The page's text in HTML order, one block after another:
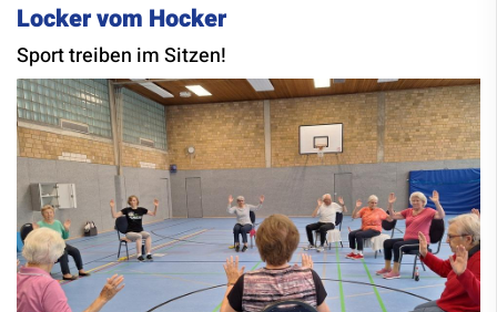
Locker vom Hocker
Sport treiben im Sitzen!